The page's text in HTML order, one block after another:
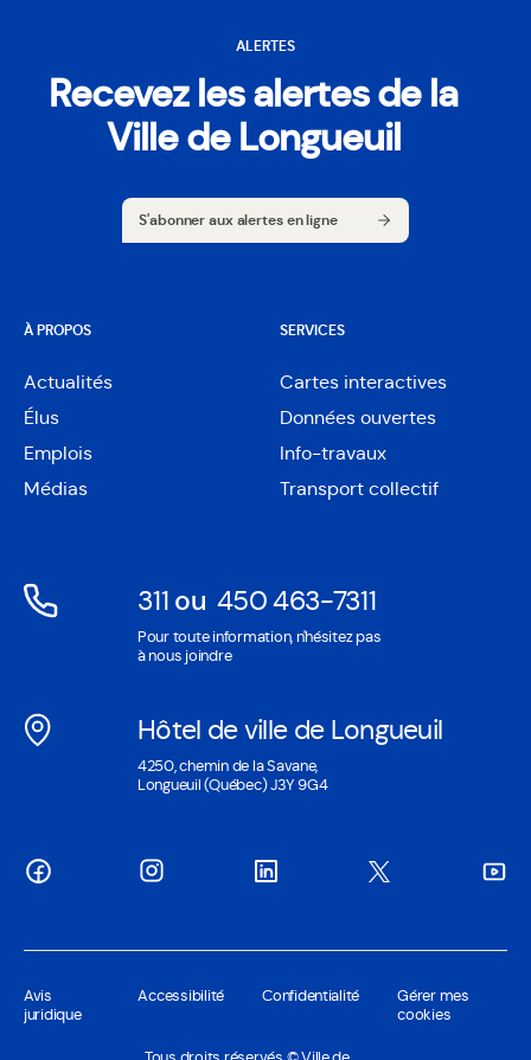
ALERTES
Recevez les alertes de la
Ville de Longueuil
S'abonner aux alertes en ligne
À PROPOS
Actualités
Élus
Emplois
Médias
SERVICES
Cartes interactives
Ouvre
dans
une
nouvelle
Données ouvertes
Ouvre
dans
une
Info-travaux
Transport collectif
311Ouvre
dans
fenêtre
ou 450 463-7311
Ouvre
dans
fenêtre
Pour toute information, n'hésitez pas
à nous joindre
Hôtel de ville de Longueuil
Ouvre
dans
4250, chemin de la Savane,
Longueuil (Québec) J3Y 9G4
Avis
juridique
Accessibilité Confidentialité
Gérer mes
cookies